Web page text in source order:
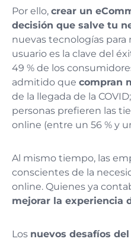
Por ello, crear un
decisión que salve tu
nuevas tecnologías para
usuario es la clave del
49 % de los
admitido que compran
de la llegada de la
personas prefieren las
online (entre un 56 % y
Al mismo tiempo, las
conscientes de la
online. Quienes ya
mejorar la experiencia
Los nuevos desafíos